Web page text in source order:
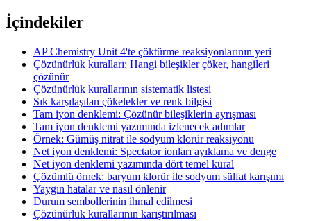
İçindekiler
AP Chemistry Unit 4'te çöktürme reaksiyonlarının yeri
Çözünürlük kuralları: Hangi bileşikler çöker, hangileri
çözünür
Çözünürlük kurallarının sistematik listesi
Sık karşılaşılan çökelekler ve renk bilgisi
Tam iyon denklemi: Çözünür bileşiklerin ayrışması
Tam iyon denklemi yazımında izlenecek adımlar
Örnek: Gümüş nitrat ile sodyum klorür reaksiyonu
Net iyon denklemi: Spectator ionları ayıklama ve denge
Net iyon denklemi yazımında dört temel kural
Çözümlü örnek: baryum klorür ile sodyum sülfat karışımı
Yaygın hatalar ve nasıl önlenir
Durum sembollerinin ihmal edilmesi
Çözünürlük kurallarının karıştırılması